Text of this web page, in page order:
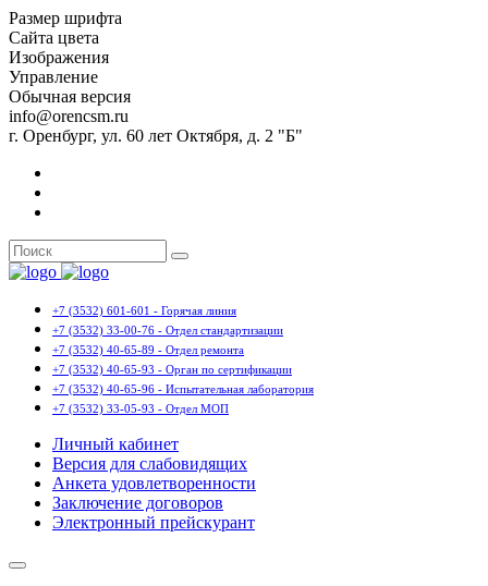
Размер шрифта
Сайта цвета
Изображения
Управление
Обычная версия
info@orencsm.ru
г. Оренбург, ул. 60 лет Октября, д. 2 "Б"
+7 (3532) 601-601 - Горячая линия
+7 (3532) 33-00-76 - Отдел стандартизации
+7 (3532) 40-65-89 - Отдел ремонта
+7 (3532) 40-65-93 - Орган по сертификации
+7 (3532) 40-65-96 - Испытательная лаборатория
+7 (3532) 33-05-93 - Отдел МОП
Личный кабинет
Версия для слабовидящих
Анкета удовлетворенности
Заключение договоров
Электронный прейскурант